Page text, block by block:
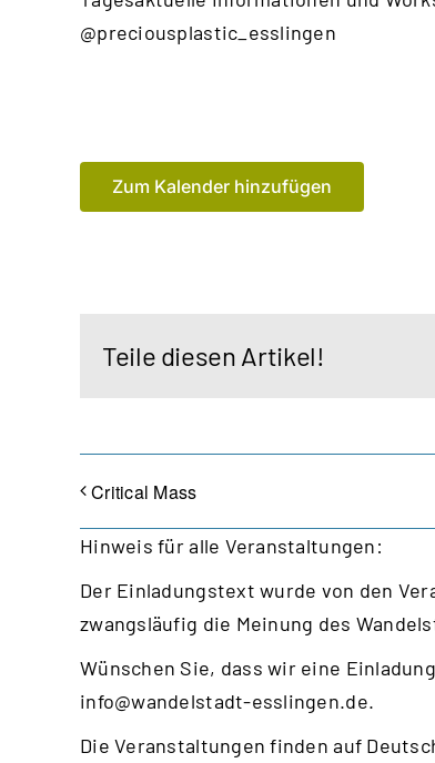
@preciousplastic_esslingen
Zum Kalender hinzufügen
Teile diesen Artikel!
Critical Mass
Hinweis für alle Veranstaltungen:
Der Einladungstext wurde von den
zwangsläufig die Meinung des
Wünschen Sie, dass wir eine
info@wandelstadt-esslingen.de.
Die Veranstaltungen finden auf